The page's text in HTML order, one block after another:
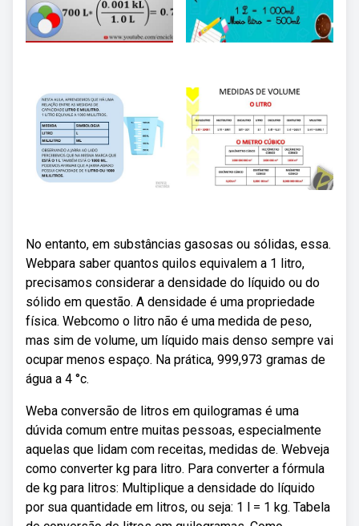
No entanto, em substâncias gasosas ou sólidas, essa.
Webpara saber quantos quilos equivalem a 1 litro,
precisamos considerar a densidade do líquido ou do
sólido em questão. A densidade é uma propriedade
física. Webcomo o litro não é uma medida de peso,
mas sim de volume, um líquido mais denso sempre vai
ocupar menos espaço. Na prática, 999,973 gramas de
água a 4 °c.
Weba conversão de litros em quilogramas é uma
dúvida comum entre muitas pessoas, especialmente
aquelas que lidam com receitas, medidas de. Webveja
como converter kg para litro. Para converter a fórmula
de kg para litros: Multiplique a densidade do líquido
por sua quantidade em litros, ou seja: 1 l = 1 kg. Tabela